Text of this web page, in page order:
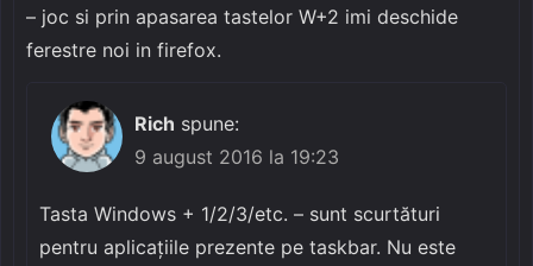
– joc si prin apasarea tastelor W+2 imi deschide
ferestre noi in firefox.
Rich spune:
9 august 2016 la 19:23
Tasta Windows + 1/2/3/etc. – sunt scurtături
pentru aplicațiile prezente pe taskbar. Nu este